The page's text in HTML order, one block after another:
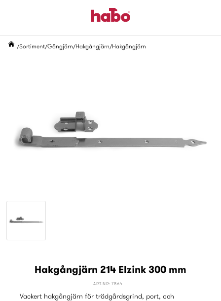
Sortiment Gångjärn Hakgångjärn Hakgångjärn
Hakgångjärn 214 Elzink 300 mm
ART.NR: 7864
Vackert hakgångjärn för trädgårdsgrind, port, och